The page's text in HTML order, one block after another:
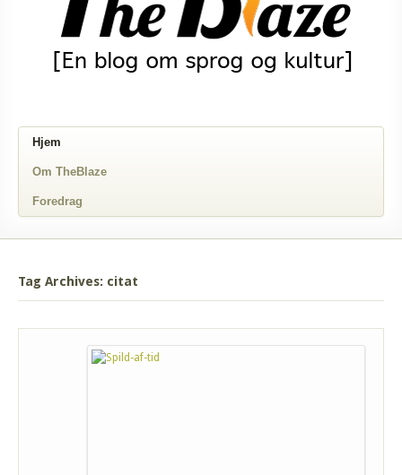
Hjem
Om TheBlaze
Foredrag
Tag Archives: citat